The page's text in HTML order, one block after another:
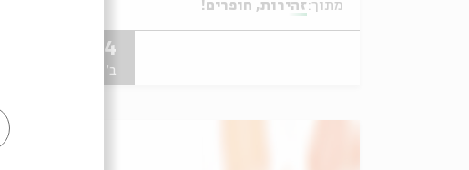
מתוך:זהירות, חופרים!
07.04
ב' | 20:00